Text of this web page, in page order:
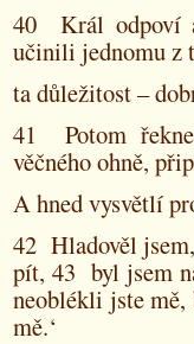
40 Král odpoví
učinili jednomu z
ta důležitost –
41 Potom
věčného ohně,
A hned vysvětlí
42 Hladověl
pít, 43 byl jsem
neoblékli jste mě,
mě.‘